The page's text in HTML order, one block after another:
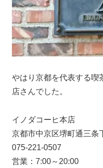
やはり京都を代表する喫
店さんでした。
イノダコーヒ本店
京都市中京区堺町通三条
075-221-0507
営業：7:00～20:00